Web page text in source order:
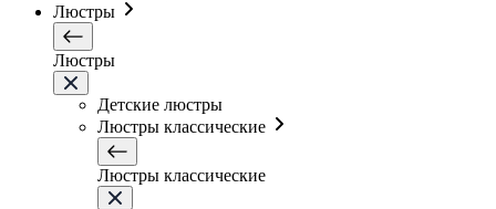
Люстры
Люстры
Детские люстры
Люстры классические
Люстры классические